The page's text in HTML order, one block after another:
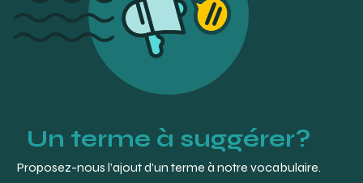
Un terme à suggérer?
Proposez-nous l’ajout d’un terme à notre vocabulaire.